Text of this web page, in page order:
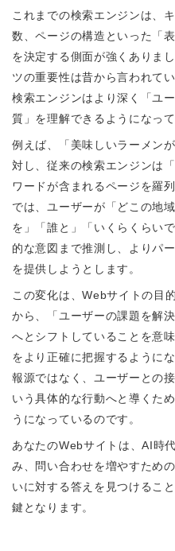
これまでの検索エンジンは、
数、ページの構造といった「
を決定する側面が強くありま
ツの重要性は昔から言われて
検索エンジンはより深く「ユ
質」を理解できるようになって
例えば、「美味しいラーメン
対し、従来の検索エンジンは
ワードが含まれるページを羅
では、ユーザーが「どこの地
を」「誰と」「いくらくらい
的な意図まで推測し、よりパ
を提供しようとします。
この変化は、Webサイトの目
から、「ユーザーの課題を解
へとシフトしていることを意
をより正確に把握するように
報源ではなく、ユーザーとの
いう具体的な行動へと導くた
うになっているのです。
あなたのWebサイトは、AI時
み、問い合わせを増やすため
いに対する答えを見つけるこ
鍵となります。